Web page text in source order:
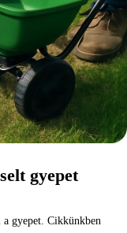
gyepet
a gyepet. Cikkünkben